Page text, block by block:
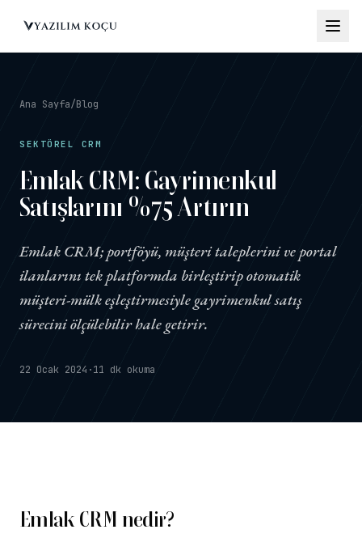
Özel
Geliştirme
→
İçgörüler→
İletişim
Ana Sayfa/Blog
SEKTÖREL CRM
Emlak CRM: Gayrimenkul
Satışlarını %75 Artırın
Emlak CRM; portföyü, müşteri taleplerini ve portal
ilanlarını tek platformda birleştirip otomatik
müşteri-mülk eşleştirmesiyle gayrimenkul satış
sürecini ölçülebilir hale getirir.
22 Ocak 2024 ·11 dk okuma
Emlak CRM nedir?